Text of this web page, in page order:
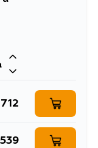
712
539